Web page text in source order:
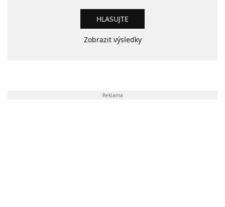
Zobrazit výsledky
Reklama